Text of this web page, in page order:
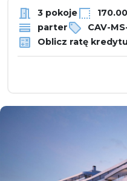
3 pokoje
parter
CAV-
Oblicz ratę kredytu